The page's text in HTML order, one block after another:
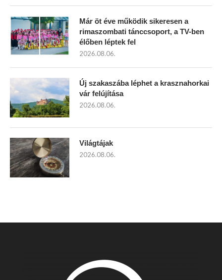
Már öt éve működik sikeresen a
rimaszombati tánccsoport, a TV-ben
élőben léptek fel
2026.08.06.
Új szakaszába léphet a krasznahorkai
vár felújítása
2026.08.06.
Világtájak
2026.08.06.